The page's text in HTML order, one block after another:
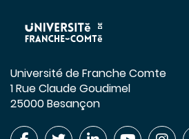
Université de Franche Comte
1 Rue Claude Goudimel
25000 Besançon